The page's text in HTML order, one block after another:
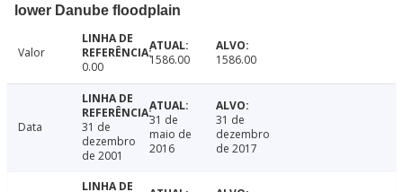
lower Danube floodplain
Valor
0.00
1586.00 1586.00
Data
31 de
dezembro
de 2001
31 de
maio de
2016
31 de
dezembro
de 2017